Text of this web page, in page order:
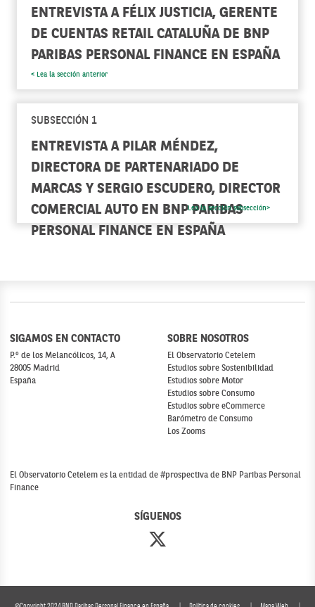
ENTREVISTA A FÉLIX JUSTICIA, GERENTE
DE CUENTAS RETAIL CATALUÑA DE BNP
PARIBAS PERSONAL FINANCE EN ESPAÑA
< Lea la sección anterior
SUBSECCIÓN 1
ENTREVISTA A PILAR MÉNDEZ,
DIRECTORA DE PARTENARIADO DE
MARCAS Y SERGIO ESCUDERO, DIRECTOR
COMERCIAL AUTO EN BNP PARIBAS
PERSONAL FINANCE EN ESPAÑA
Lea la sección subsección>
SIGAMOS EN CONTACTO
P.º de los Melancólicos, 14, A
28005 Madrid
España
SOBRE NOSOTROS
El Observatorio Cetelem
Estudios sobre Sostenibilidad
Estudios sobre Motor
Estudios sobre Consumo
Estudios sobre eCommerce
Barómetro de Consumo
Los Zooms
SÍGUENOS
El Observatorio Cetelem es la entidad de #prospectiva de BNP Paribas Personal
Finance